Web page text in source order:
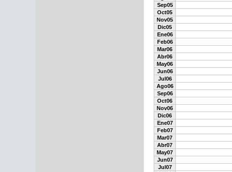
Sep05
Oct05
Nov05
Dic05
Ene06
Feb06
Mar06
Abr06
May06
Jun06
Jul06
Ago06
Sep06
Oct06
Nov06
Dic06
Ene07
Feb07
Mar07
Abr07
May07
Jun07
Jul07